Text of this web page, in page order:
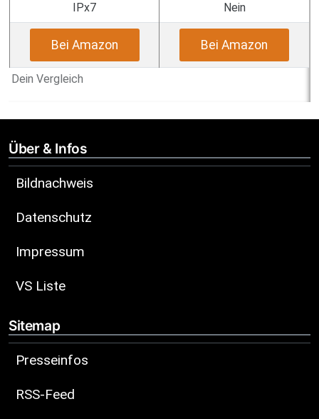
Dein Vergleich
IPx7
Nein
Bei Amazon Bei Amazon
Über & Infos
Bildnachweis
Datenschutz
Impressum
VS Liste
Sitemap
Presseinfos
RSS-Feed